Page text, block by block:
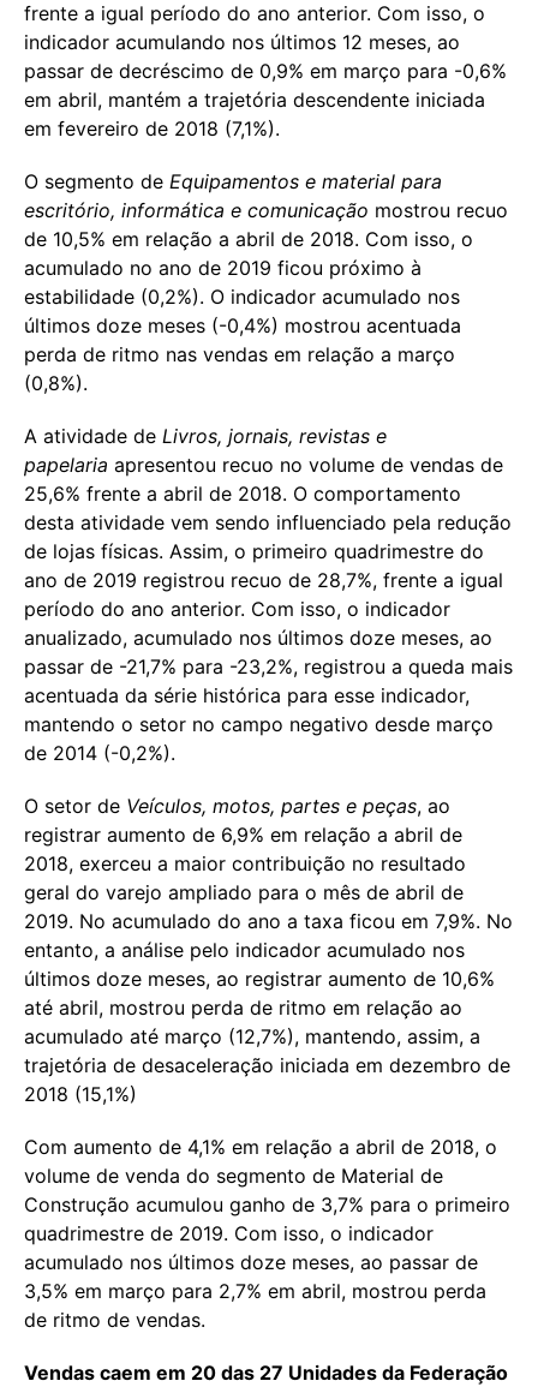
frente a igual período do ano anterior. Com isso, o
indicador acumulando nos últimos 12 meses, ao
passar de decréscimo de 0,9% em março para -0,6%
em abril, mantém a trajetória descendente iniciada
em fevereiro de 2018 (7,1%).
O segmento de Equipamentos e material para
escritório, informática e comunicação mostrou recuo
de 10,5% em relação a abril de 2018. Com isso, o
acumulado no ano de 2019 ficou próximo à
estabilidade (0,2%). O indicador acumulado nos
últimos doze meses (-0,4%) mostrou acentuada
perda de ritmo nas vendas em relação a março
(0,8%).
A atividade de Livros, jornais, revistas e
papelaria apresentou recuo no volume de vendas de
25,6% frente a abril de 2018. O comportamento
desta atividade vem sendo influenciado pela redução
de lojas físicas. Assim, o primeiro quadrimestre do
ano de 2019 registrou recuo de 28,7%, frente a igual
período do ano anterior. Com isso, o indicador
anualizado, acumulado nos últimos doze meses, ao
passar de -21,7% para -23,2%, registrou a queda mais
acentuada da série histórica para esse indicador,
mantendo o setor no campo negativo desde março
de 2014 (-0,2%).
O setor de Veículos, motos, partes e peças, ao
registrar aumento de 6,9% em relação a abril de
2018, exerceu a maior contribuição no resultado
geral do varejo ampliado para o mês de abril de
2019. No acumulado do ano a taxa ficou em 7,9%. No
entanto, a análise pelo indicador acumulado nos
últimos doze meses, ao registrar aumento de 10,6%
até abril, mostrou perda de ritmo em relação ao
acumulado até março (12,7%), mantendo, assim, a
trajetória de desaceleração iniciada em dezembro de
2018 (15,1%)
Com aumento de 4,1% em relação a abril de 2018, o
volume de venda do segmento de Material de
Construção acumulou ganho de 3,7% para o primeiro
quadrimestre de 2019. Com isso, o indicador
acumulado nos últimos doze meses, ao passar de
3,5% em março para 2,7% em abril, mostrou perda
de ritmo de vendas.
Vendas caem em 20 das 27 Unidades da Federação